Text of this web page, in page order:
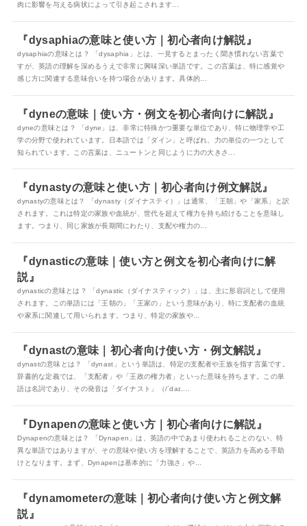
肉に影響を与える病状によって引き起こされます...
『dysaphiaの意味と使い方｜初心者向け解説』
dysaphiaの意味とは？ 「dysaphia」とは、一見するとまったく聞き慣れない言葉で
すが、英語の理解を深めるうえで非常に興味深い単語です。この言葉は、特に感覚や
感じ方に関連する意味合いを持つ場合があります。具体的...
『dyneの意味｜使い方・例文を初心者向けに解説』
dyneの意味とは？ 「dyne」は、非常に特殊かつ重要な単位であり、特に物理学や工
学の分野で使われています。日本語では「ダイン」と呼ばれ、力の単位の一つとして
知られています。この言葉は、ニュートンと同じように力の大きさ...
『dynastyの意味と使い方｜初心者向け例文解説』
dynastyの意味とは？ 「dynasty（ダイナスティ）」は通常、「王朝」や「家系」と訳
されます。これは特定の家族や血統が、世代を超えて権力を持ち続けることを意味し
ます。つまり、同じ家族が長期間にわたり、支配や権力の...
『dynasticの意味｜使い方と例文を初心者向けに解
説』
dynasticの意味とは？ 「dynastic（ダイナスティック）」は、主に形容詞として使用
されます。この単語には「王朝の」「王家の」という意味があり、特に支配者の血統
や家系に関連して用いられます。つまり、特定の家族や...
『dynastの意味｜初心者向け使い方・例文解説』
dynastの意味とは？ 「dynast」という単語は、特定の支配者や王族を指す言葉です。
辞書的な定義では、「支配者」や「王政の権力者」といった意味を持ちます。この単
語は名詞であり、その発音は「ダイナスト」（/ˈdaɪ....
『Dynapenの意味と使い方｜初心者向けに解説』
Dynapenの意味とは？ 「Dynapen」は、英語の中であまり使われることのない、特
異な単語ではありますが、その意味や使い方を理解することで、英語力を高める手助
けとなります。まず、Dynapenは基本的に「力強さ」や...
『dynamometerの意味｜初心者向け使い方と例文解
説』